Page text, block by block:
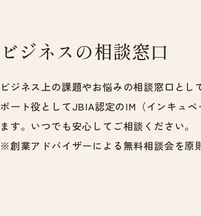
ビジネスの相談窓口
ビジネス上の課題やお悩みの相談窓口と
ポート役としてJBIA認定のIM（インキュ
ます。いつでも安心してご相談ください。
※創業アドバイザーによる無料相談会を原